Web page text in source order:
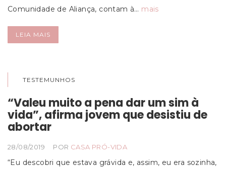
Comunidade de Aliança, contam à… mais
LEIA MAIS
TESTEMUNHOS
“Valeu muito a pena dar um sim à
vida”, afirma jovem que desistiu de
abortar
28/08/2019 POR CASA PRÓ-VIDA
“Eu descobri que estava grávida e, assim, eu era sozinha,